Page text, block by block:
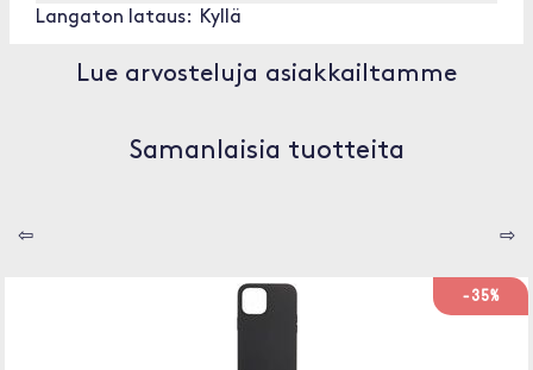
Langaton lataus:
Kyllä
Lue arvosteluja asiakkailtamme
Samanlaisia tuotteita
⇦ ⇨
-35%